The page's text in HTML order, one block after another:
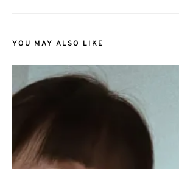
YOU MAY ALSO LIKE